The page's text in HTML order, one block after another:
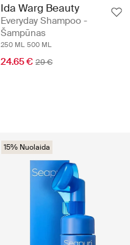
Ida Warg Beauty
Everyday Shampoo -
Šampūnas
250 ML 500 ML
24.65 € 29 €
15% Nuolaida